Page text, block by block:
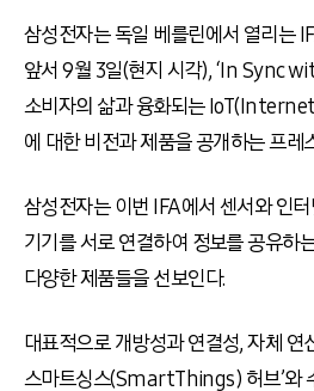
삼성전자는 독일 베를린에서 열리는
앞서 9월 3일(현지 시각), ‘In Sync
소비자의 삶과 융화되는
에 대한 비전과 제품을 공개하는 프레
삼성전자는 이번 IFA에서 센서와 인
기기를 서로 연결하여 정보를 공유하
다양한 제품들을 선보인다.
대표적으로 개방성과 연결성, 자체 연
스마트싱스(SmartThings) 허브’와